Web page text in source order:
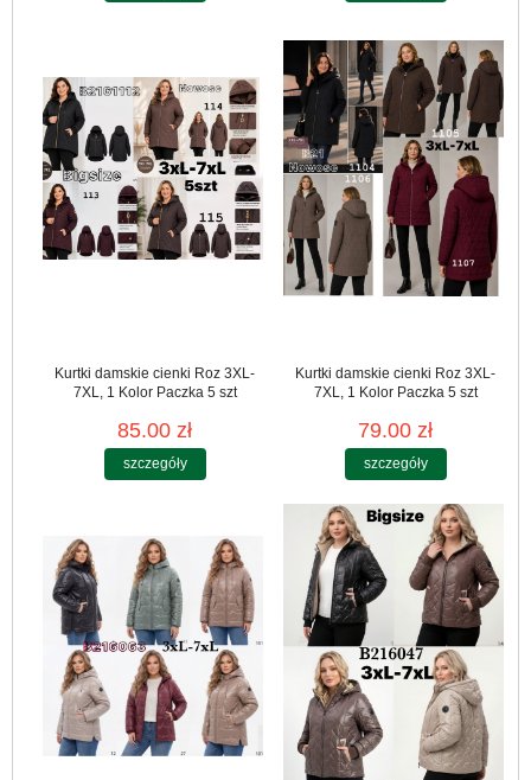
Kurtki damskie cienki Roz 3XL-
7XL, 1 Kolor Paczka 5 szt
85.00 zł
szczegóły
Kurtki damskie cienki Roz 3XL-
7XL, 1 Kolor Paczka 5 szt
79.00 zł
szczegóły